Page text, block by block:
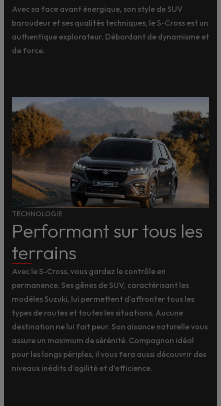
Avec sa face avant énergique, son style de SUV
baroudeur et ses qualités techniques, le S-Cross est un
authentique explorateur. Débordant de dynamisme et
de force.
TECHNOLOGIE
Performant sur tous les
terrains
Avec le S-Cross, vous gardez le contrôle en
permanence. Ses gênes de SUV, caractérisant les
modèles Suzuki, lui permettent d’affronter tous les
types de routes et toutes les situations. Aucune
destination ne lui fait peur. Son aisance naturelle vous
assure un maximum de sérénité. Compagnon idéal
pour les longs périples, il vous fera aussi découvrir des
niveaux inédits d’agilité et d’efficience.